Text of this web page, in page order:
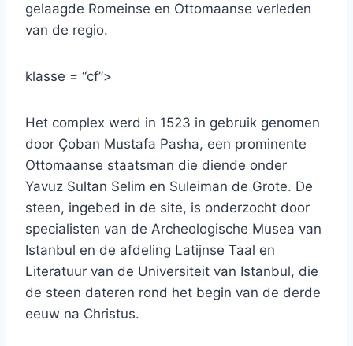
gelaagde Romeinse en Ottomaanse verleden
van de regio.
klasse = “cf”>
Het complex werd in 1523 in gebruik genomen
door Çoban Mustafa Pasha, een prominente
Ottomaanse staatsman die diende onder
Yavuz Sultan Selim en Suleiman de Grote. De
steen, ingebed in de site, is onderzocht door
specialisten van de Archeologische Musea van
Istanbul en de afdeling Latijnse Taal en
Literatuur van de Universiteit van Istanbul, die
de steen dateren rond het begin van de derde
eeuw na Christus.